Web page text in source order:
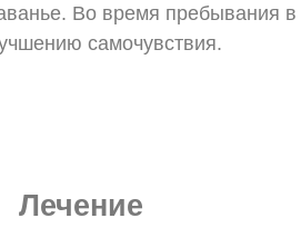
Во время пребывания
самочувствия.
Лечение